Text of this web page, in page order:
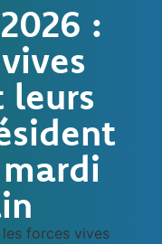
:
leurs
forces vives